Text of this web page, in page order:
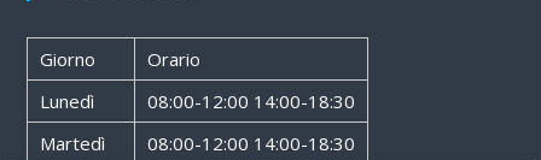
Giorno
Orario
Lunedì
08:00-12:00 14:00-18:30
Martedì
08:00-12:00 14:00-18:30